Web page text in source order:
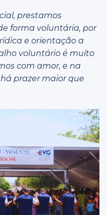
prestamos
forma voluntária, por
e orientação a
voluntário é muito
com amor, e na
prazer maior que